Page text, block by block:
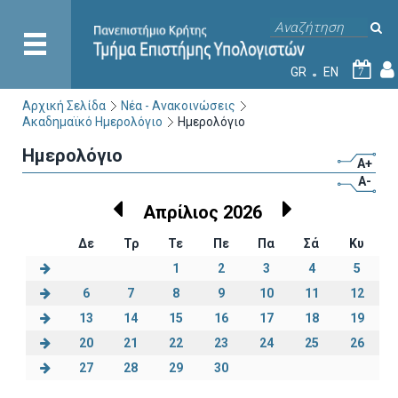
GR EN 7
Αρχική Σελίδα
Νέα - Ανακοινώσεις
Ακαδημαϊκό Ημερολόγιο
Ημερολόγιο
Ημερολόγιο
A+
A-
Απρίλιος 2026
Δε Τρ Τε Πε Πα Σά
Κυ
1
2 3 4
5
6
7 8 9 10 11
12
13
14 15 16 17 18
19
20
21 22 23 24 25
26
27
28 29 30